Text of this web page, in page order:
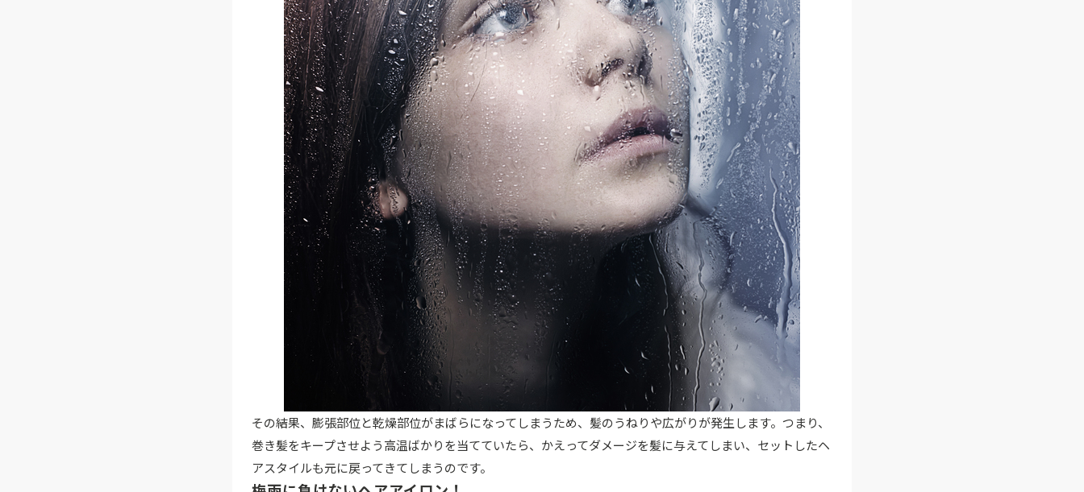
その結果、膨張部位と乾燥部位がまばらになってしまうため、髪のうねりや広がりが発生します。つまり、
巻き髪をキープさせよう高温ばかりを当てていたら、かえってダメージを髪に与えてしまい、セットしたヘ
アスタイルも元に戻ってきてしまうのです。